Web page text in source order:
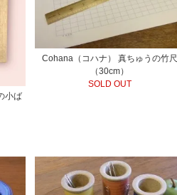
小ば
Cohana（コハナ） 真ちゅうの竹尺
（30cm）
SOLD OUT